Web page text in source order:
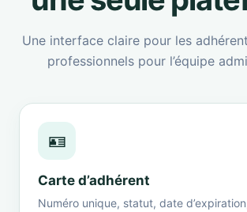
Une interface claire pour les
professionnels pour l’équipe
🪪
Carte d’adhérent
Numéro unique, statut, date